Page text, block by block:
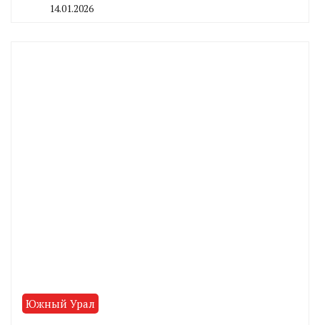
14.01.2026
Южный Урал